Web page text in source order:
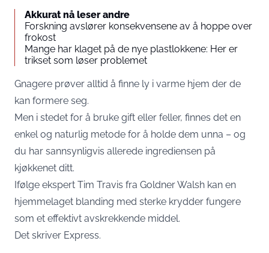
Akkurat nå leser andre
Forskning avslører konsekvensene av å hoppe over
frokost
Mange har klaget på de nye plastlokkene: Her er
trikset som løser problemet
Gnagere prøver alltid å finne ly i varme hjem der de
kan formere seg.
Men i stedet for å bruke gift eller feller, finnes det en
enkel og naturlig metode for å holde dem unna – og
du har sannsynligvis allerede ingrediensen på
kjøkkenet ditt.
Ifølge ekspert Tim Travis fra Goldner Walsh kan en
hjemmelaget blanding med sterke krydder fungere
som et effektivt avskrekkende middel.
Det skriver Express.